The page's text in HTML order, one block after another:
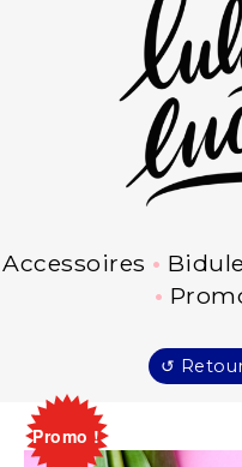
Accessoires
↺
Promo !